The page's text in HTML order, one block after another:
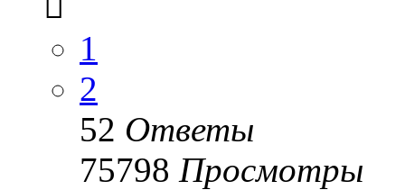
1
2
52 Ответы
75798 Просмотры